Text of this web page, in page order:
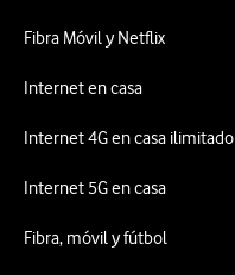
Fibra Móvil y Netflix
Internet en casa
Internet 4G en casa ilimitado
Internet 5G en casa
Fibra, móvil y fútbol